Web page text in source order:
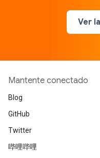
Ver
Mantente conectado
Blog
GitHub
Twitter
哔哩哔哩